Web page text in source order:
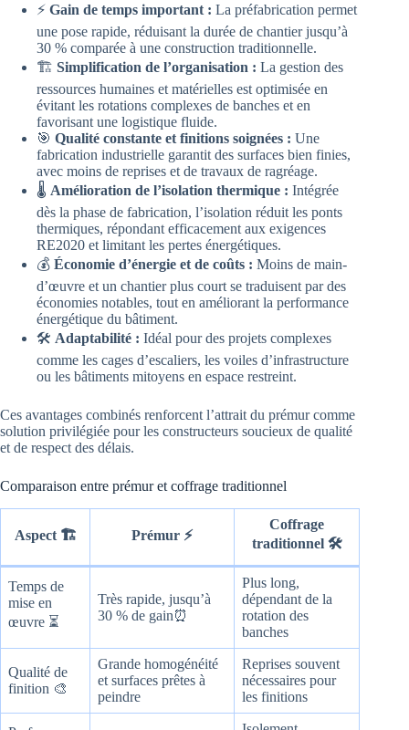
⚡ Gain de temps important : La préfabrication permet
une pose rapide, réduisant la durée de chantier jusqu’à
30 % comparée à une construction traditionnelle.
🏗️ Simplification de l’organisation : La gestion des
ressources humaines et matérielles est optimisée en
évitant les rotations complexes de banches et en
favorisant une logistique fluide.
🎯 Qualité constante et finitions soignées : Une
fabrication industrielle garantit des surfaces bien finies,
avec moins de reprises et de travaux de ragréage.
🌡️ Amélioration de l’isolation thermique : Intégrée
dès la phase de fabrication, l’isolation réduit les ponts
thermiques, répondant efficacement aux exigences
RE2020 et limitant les pertes énergétiques.
💰 Économie d’énergie et de coûts : Moins de main-
d’œuvre et un chantier plus court se traduisent par des
économies notables, tout en améliorant la performance
énergétique du bâtiment.
🛠️ Adaptabilité : Idéal pour des projets complexes
comme les cages d’escaliers, les voiles d’infrastructure
ou les bâtiments mitoyens en espace restreint.
Ces avantages combinés renforcent l’attrait du prémur comme
solution privilégiée pour les constructeurs soucieux de qualité
et de respect des délais.
Comparaison entre prémur et coffrage traditionnel
Aspect 🏗️ Prémur ⚡
Coffrage
traditionnel 🛠️
Temps de
mise en
œuvre ⏳
Très rapide, jusqu’à
30 % de gain⏰
Plus long,
dépendant de la
rotation des
banches
Qualité de
finition 🎨
Grande homogénéité
et surfaces prêtes à
peindre
Reprises souvent
nécessaires pour
les finitions